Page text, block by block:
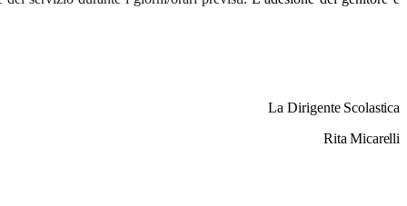
La Dirigente Scolastica
Rita Micarelli